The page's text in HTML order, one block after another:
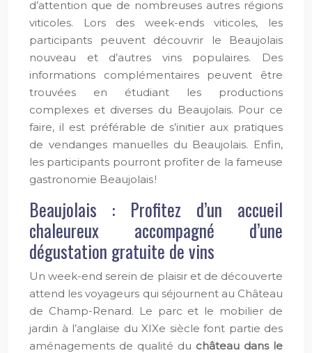
d’attention que de nombreuses autres régions
viticoles. Lors des week-ends viticoles, les
participants peuvent découvrir le Beaujolais
nouveau et d’autres vins populaires. Des
informations complémentaires peuvent être
trouvées en étudiant les productions
complexes et diverses du Beaujolais. Pour ce
faire, il est préférable de s’initier aux pratiques
de vendanges manuelles du Beaujolais. Enfin,
les participants pourront profiter de la fameuse
gastronomie Beaujolais !
Beaujolais : Profitez d’un accueil
chaleureux accompagné d’une
dégustation gratuite de vins
Un week-end serein de plaisir et de découverte
attend les voyageurs qui séjournent au Château
de Champ-Renard. Le parc et le mobilier de
jardin à l’anglaise du XIXe siècle font partie des
aménagements de qualité du château dans le